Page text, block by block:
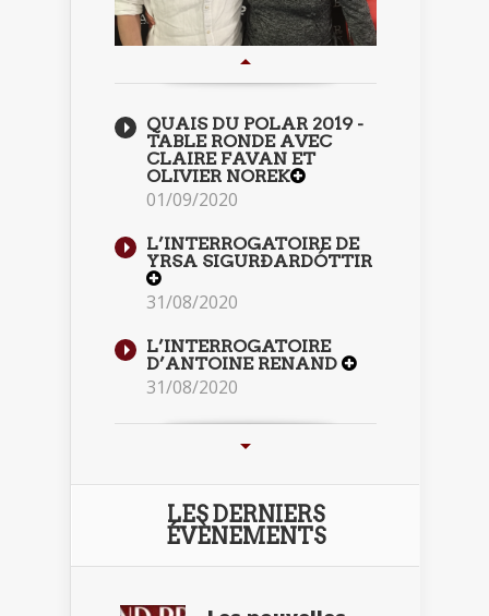
QUAIS DU POLAR 2019 -
TABLE RONDE AVEC
CLAIRE FAVAN ET
OLIVIER NOREK
01/09/2020
L’INTERROGATOIRE DE
YRSA SIGURÐARDÓTTIR
31/08/2020
L’INTERROGATOIRE
D’ANTOINE RENAND
31/08/2020
LES DERNIERS
ÉVÈNEMENTS